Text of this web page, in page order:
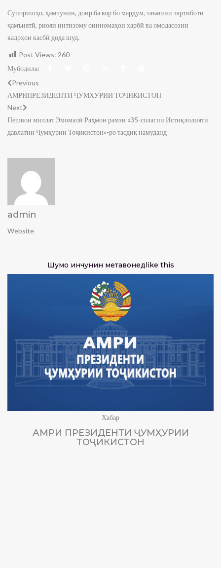
Супоришҳо, ҳамчунин, доир ба кор бо мардум, таъмини тартиботи
ҷамъиятӣ, риояи интизому оинномаҳои ҳарбӣ ва омодасозии
кадрҳои касбӣ дода шуд.
Post Views: 260
Мубодила:
Previous
АМРИПРЕЗИДЕНТИ ҶУМҲУРИИ ТОҶИКИСТОН
Next
Пешвои миллат Эмомалӣ Раҳмон рамзи «35-солагии Истиқлолияти
давлатии Ҷумҳурии Тоҷикистон»-ро тасдиқ намуданд
admin
Website
Шумо инчунин метавонедlike this
Хабар
АМРИ ПРЕЗИДЕНТИ ҶУМҲУРИИ
ТОҶИКИСТОН